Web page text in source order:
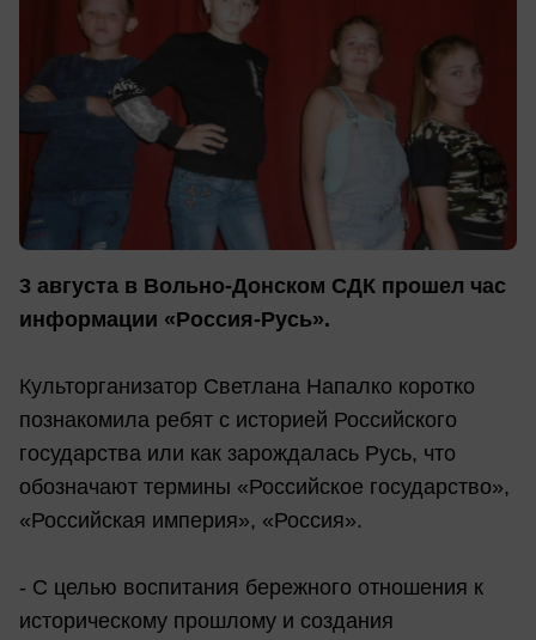
3 августа в Вольно-Донском СДК прошел час
информации «Россия-Русь».
Культорганизатор Светлана Напалко коротко
познакомила ребят с историей Российского
государства или как зарождалась Русь, что
обозначают термины «Российское государство»,
«Российская империя», «Россия».
- С целью воспитания бережного отношения к
историческому прошлому и создания